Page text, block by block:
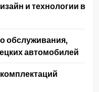
и технологии в
обслуживания,
автомобилей